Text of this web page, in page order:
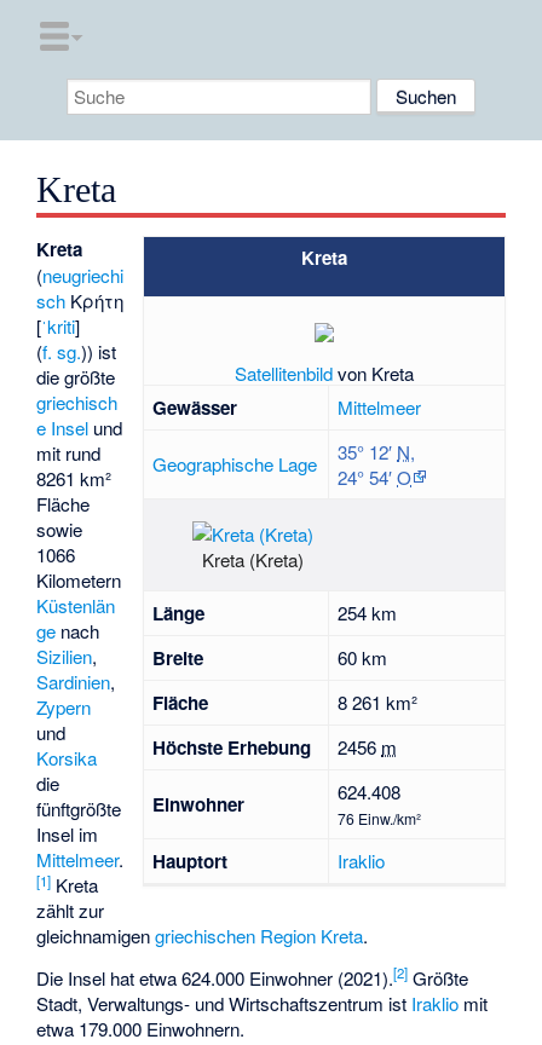
Kreta
Kreta
Satellitenbildvon Kreta
Gewässer Mittelmeer
Geographische Lage 35° 12′ N,
24° 54′O
Kreta (Kreta)
Länge 254 km
Breite 60 km
Fläche 8 261 km²
Höchste Erhebung 2456 m
Einwohner 624.408
76 Einw./km²
Hauptort Iraklio
Kreta
(neugriechi
sch Κρήτη
[ˈkriti]
(f. sg.)) ist
die größte
griechisch
e Insel und
mit rund
8261 km²
Fläche
sowie
1066
Kilometern
Küstenlän
ge nach
Sizilien,
Sardinien,
Zypern
und
Korsika
die
fünftgrößte
Insel im
Mittelmeer.
[1] Kreta
zählt zur
gleichnamigengriechischen Region Kreta.
Die Insel hat etwa 624.000 Einwohner (2021).[2] Größte
Stadt, Verwaltungs- und Wirtschaftszentrum ist Iraklio mit
etwa 179.000 Einwohnern.